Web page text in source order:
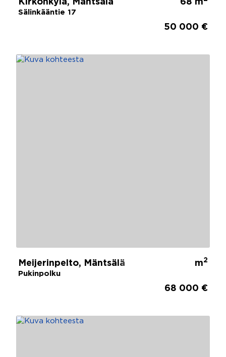
Kirkonkylä, Mäntsälä
Sälinkääntie 17
68 m
50 000 €
Meijerinpelto, Mäntsälä
Pukinpolku
m2
68 000 €